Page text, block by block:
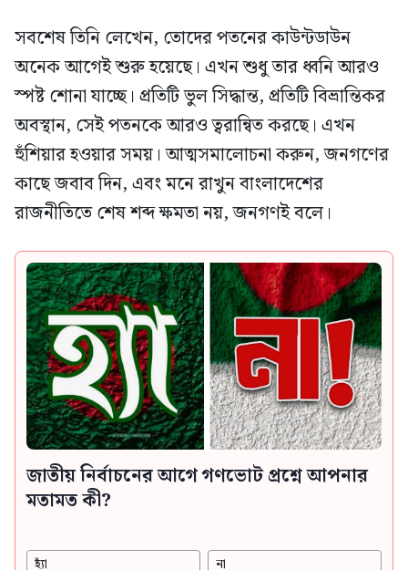
সবশেষ তিনি লেখেন, তোদের পতনের কাউন্টডাউন
অনেক আগেই শুরু হয়েছে। এখন শুধু তার ধ্বনি আরও
স্পষ্ট শোনা যাচ্ছে। প্রতিটি ভুল সিদ্ধান্ত, প্রতিটি বিভ্রান্তিকর
অবস্থান, সেই পতনকে আরও ত্বরান্বিত করছে। এখন
হুঁশিয়ার হওয়ার সময়। আত্মসমালোচনা করুন, জনগণের
কাছে জবাব দিন, এবং মনে রাখুন বাংলাদেশের
রাজনীতিতে শেষ শব্দ ক্ষমতা নয়, জনগণই বলে।
জাতীয় নির্বাচনের আগে গণভোট প্রশ্নে আপনার
মতামত কী?
হ্যাঁ না